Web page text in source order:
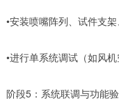
•安装喷嘴阵列、试件支架
•进行单系统调试（如风
阶段5：系统联调与功能验